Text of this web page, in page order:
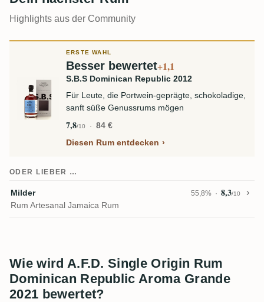
Highlights aus der Community
ERSTE WAHL
Besser bewertet+1,1
S.B.S Dominican Republic 2012
Für Leute, die Portwein-geprägte, schokoladige,
sanft süße Genussrums mögen
7,8/10
84 €
Diesen Rum entdecken
ODER LIEBER …
Milder 55,8% 8,3/10
Rum Artesanal Jamaica Rum
Wie wird A.F.D. Single Origin Rum
Dominican Republic Aroma Grande
2021 bewertet?